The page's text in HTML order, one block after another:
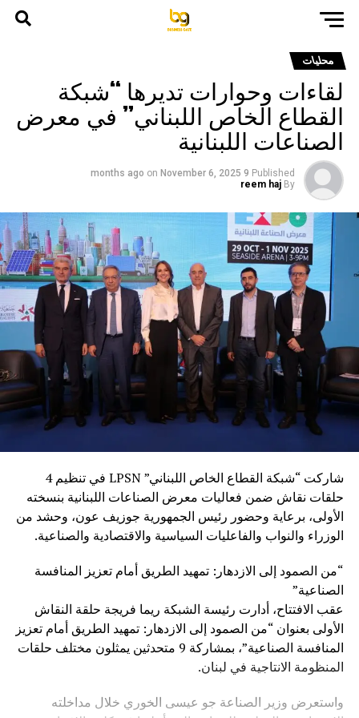
محليات
لقاءات وحوارات تديرها “شبكة
القطاع الخاص اللبناني” في معرض
الصناعات اللبنانية
Published
9 months ago
on November 6, 2025
By
reem haj
شاركت “شبكة القطاع الخاص اللبناني” LPSN في تنظيم 4
حلقات نقاش ضمن فعاليات معرض الصناعات اللبنانية بنسخته
الأولى، برعاية وحضور رئيس الجمهورية جوزيف عون، وحشد من
الوزراء والنواب والفاعليات السياسية والاقتصادية والصناعية.
“من الصمود إلى الازدهار: تمهيد الطريق أمام تعزيز المنافسة
الصناعية”
عقب الافتتاح، أدارت رئيسة الشبكة ريما فريجة حلقة النقاش
الأولى بعنوان “من الصمود إلى الازدهار: تمهيد الطريق أمام تعزيز
المنافسة الصناعية”، بمشاركة 9 متحدثين يمثلون مختلف حلقات
المنظومة الانتاجية في لبنان.
واستعرض وزير الصناعة جو عيسى الخوري خلال مداخلته